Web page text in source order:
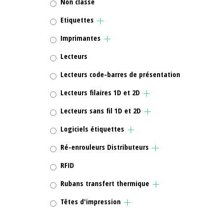
Etiquettes
Imprimantes
Lecteurs
Lecteurs code-barres de présentation
Lecteurs filaires 1D et 2D
Lecteurs sans fil 1D et 2D
Logiciels étiquettes
Ré-enrouleurs Distributeurs
RFID
Rubans transfert thermique
Têtes d'impression